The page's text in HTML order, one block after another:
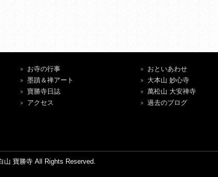
お寺の行事
墨蹟＆禅アート
寶勝寺日誌
アクセス
おといあわせ
大本山 妙心寺
萬松山 大安禅寺
過去のブログ
山 寶勝寺 All Rights Reserved.